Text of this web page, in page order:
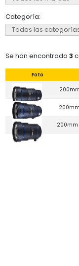
Categoría:
Se han encontrado3
Foto
200mm
200mm